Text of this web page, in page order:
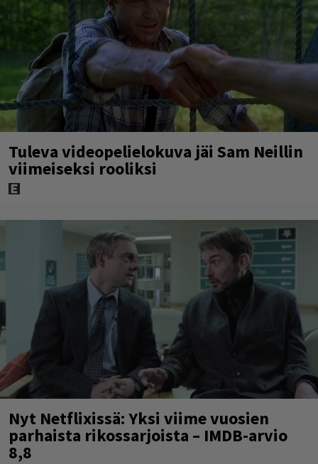
Tuleva videopelielokuva jäi Sam Neillin
viimeiseksi rooliksi
Nyt Netflixissä: Yksi viime vuosien
parhaista rikossarjoista – IMDB-arvio
8,8